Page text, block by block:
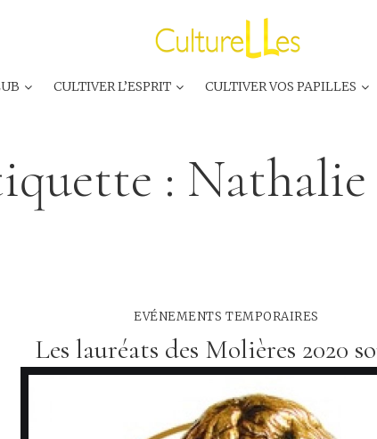
CULTIVER L’ESPRIT CULTIVER VOS PAPILLES
:
EVÉNEMENTS TEMPORAIRES
Les lauréats des Molières 2020